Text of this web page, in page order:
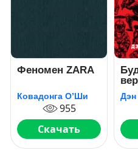
Феномен ZARA
Ковадонга О’Ши
955
Скачать